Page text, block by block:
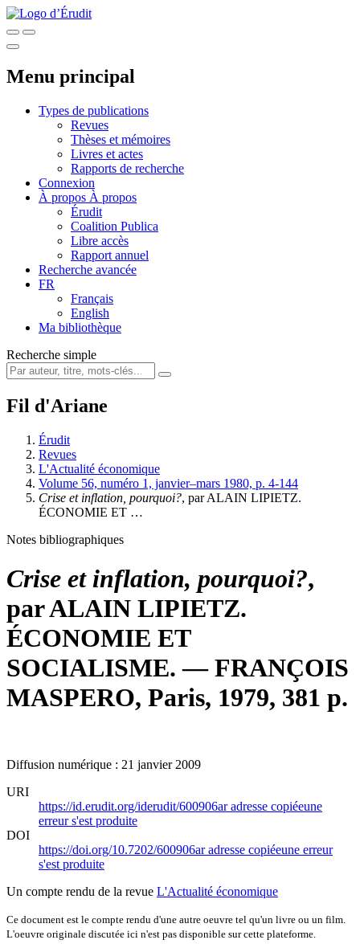
Menu principal
Types de publications
Revues
Thèses et mémoires
Livres et actes
Rapports de recherche
Connexion
À propos À propos
Érudit
Coalition Publica
Libre accès
Rapport annuel
Recherche avancée
FR
Français
English
Ma bibliothèque
Recherche simple
Fil d'Ariane
Érudit
Revues
L'Actualité économique
Volume 56, numéro 1, janvier–mars 1980, p. 4-144
Crise et inflation, pourquoi?, par ALAIN LIPIETZ.
ÉCONOMIE ET …
Notes bibliographiques
Crise et inflation, pourquoi?,
par ALAIN LIPIETZ.
ÉCONOMIE ET
SOCIALISME. — FRANÇOIS
MASPERO, Paris, 1979, 381 p.
Diffusion numérique : 21 janvier 2009
URI
https://id.erudit.org/iderudit/600906aradresse copiéeune
erreur s'est produite
DOI
https://doi.org/10.7202/600906aradresse copiéeune erreur
s'est produite
Un compte rendu de la revue L'Actualité économique
Ce document est le compte rendu d'une autre oeuvre tel qu'un livre ou un film.
L'oeuvre originale discutée ici n'est pas disponible sur cette plateforme.